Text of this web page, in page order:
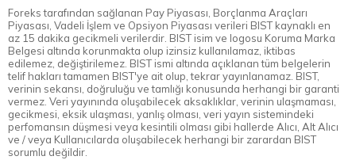
Foreks tarafından sağlanan Pay Piyasası, Borçlanma Araçları
Piyasası, Vadeli İşlem ve Opsiyon Piyasası verileri BIST kaynaklı en
az 15 dakika gecikmeli verilerdir. BIST isim ve logosu Koruma Marka
Belgesi altında korunmakta olup izinsiz kullanılamaz, iktibas
edilemez, değiştirilemez. BIST ismi altında açıklanan tüm belgelerin
telif hakları tamamen BIST'ye ait olup, tekrar yayınlanamaz. BIST,
verinin sekansı, doğruluğu ve tamlığı konusunda herhangi bir garanti
vermez. Veri yayınında oluşabilecek aksaklıklar, verinin ulaşmaması,
gecikmesi, eksik ulaşması, yanlış olması, veri yayın sistemindeki
perfomansın düşmesi veya kesintili olması gibi hallerde Alıcı, Alt Alıcı
ve / veya Kullanıcılarda oluşabilecek herhangi bir zarardan BIST
sorumlu değildir.